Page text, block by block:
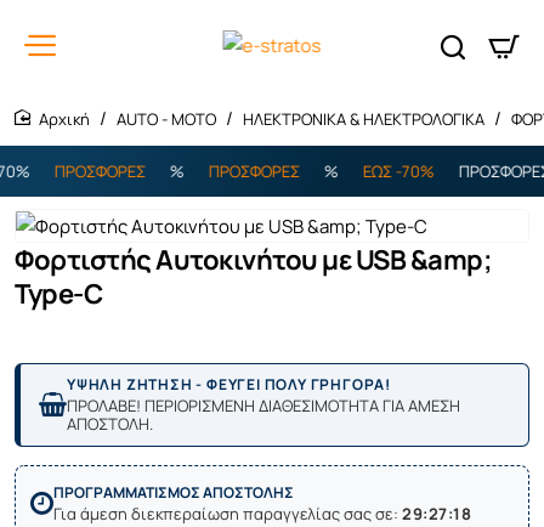
AUTO - MOTO ΗΛΕΚΤΡΟΝΙΚΑ & ΗΛΕΚΤΡΟΛΟΓΙΚΑ
ΠΡΟΣΦΟΡΕΣ ΠΡΟΣΦΟΡΕΣ ΕΩΣ -70% ΠΡΟΣΦΟΡΕΣ
Φορτιστής Αυτοκινήτου με USB &amp;
Type-C
ΥΨΗΛΗ ΖΗΤΗΣΗ - ΦΕΥΓΕΙ ΠΟΛΥ ΓΡΗΓΟΡΑ!
ΠΡΟΛΑΒΕ! ΠΕΡΙΟΡΙΣΜΕΝΗ ΔΙΑΘΕΣΙΜΟΤΗΤΑ ΓΙΑ ΑΜΕΣΗ
ΑΠΟΣΤΟΛΗ.
ΠΡΟΓΡΑΜΜΑΤΙΣΜΟΣ ΑΠΟΣΤΟΛΗΣ
Για άμεση διεκπεραίωση παραγγελίας σας σε: 29:27:18